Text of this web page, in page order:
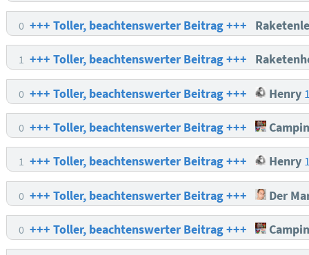
0 +++ Toller, beachtenswerter Beitrag +++
1 +++ Toller, beachtenswerter Beitrag +++
0 +++ Toller, beachtenswerter Beitrag +++ Henry
0 +++ Toller, beachtenswerter Beitrag +++
1 +++ Toller, beachtenswerter Beitrag +++ Henry
0 +++ Toller, beachtenswerter Beitrag +++ Der
0 +++ Toller, beachtenswerter Beitrag +++